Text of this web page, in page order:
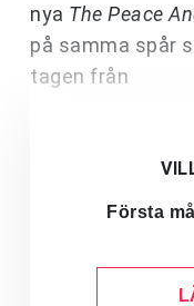
nya The Peace
på samma spår
tagen från
Första